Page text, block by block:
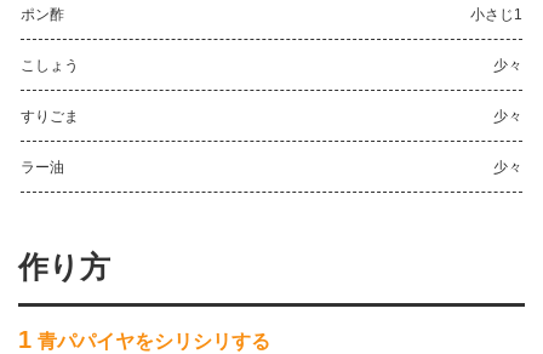
ポン酢 小さじ1
こしょう 少々
すりごま 少々
ラー油 少々
作り方
1 青パパイヤをシリシリする